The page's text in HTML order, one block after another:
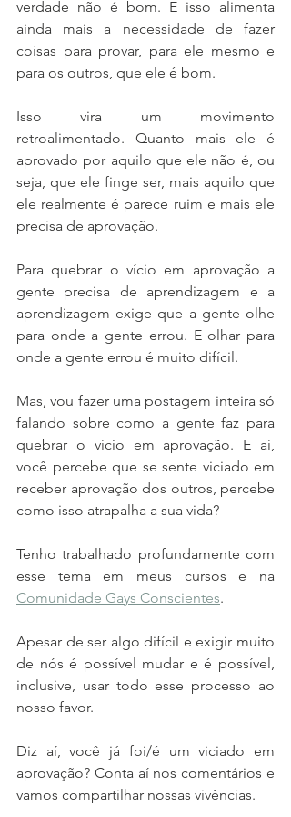
verdade não é bom. E isso alimenta
ainda mais a necessidade de fazer
coisas para provar, para ele mesmo e
para os outros, que ele é bom.
Isso vira um movimento
retroalimentado. Quanto mais ele é
aprovado por aquilo que ele não é, ou
seja, que ele finge ser, mais aquilo que
ele realmente é parece ruim e mais ele
precisa de aprovação.
Para quebrar o vício em aprovação a
gente precisa de aprendizagem e a
aprendizagem exige que a gente olhe
para onde a gente errou. E olhar para
onde a gente errou é muito difícil.
Mas, vou fazer uma postagem inteira só
falando sobre como a gente faz para
quebrar o vício em aprovação. E aí,
você percebe que se sente viciado em
receber aprovação dos outros, percebe
como isso atrapalha a sua vida?
Tenho trabalhado profundamente com
Comunidade Gays Conscientes.
Apesar de ser algo difícil e exigir muito
de nós é possível mudar e é possível,
inclusive, usar todo esse processo ao
nosso favor.
Diz aí, você já foi/é um viciado em
aprovação? Conta aí nos comentários e
vamos compartilhar nossas vivências.